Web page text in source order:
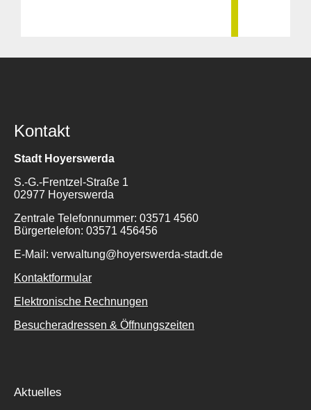
Kontakt
Stadt Hoyerswerda
S.-G.-Frentzel-Straße 1
02977 Hoyerswerda
Zentrale Telefonnummer: 03571 4560
Bürgertelefon: 03571 456456
E-Mail: verwaltung@hoyerswerda-stadt.de
Kontaktformular
Elektronische Rechnungen
Besucheradressen & Öffnungszeiten
Aktuelles